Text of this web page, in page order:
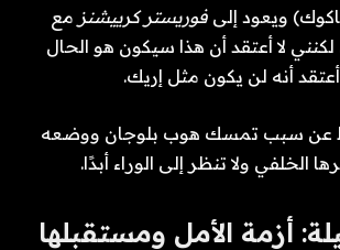
ويعود إلى فوريستر كرييشنز مع
لكنني لا أعتقد أن هذا سيكون هو الحال
عن سبب تمسك هوب بلوجان ووضعه
الخلفي ولا تنظر إلى الوراء أبدًا.
أزمة الأمل ومستقبلها